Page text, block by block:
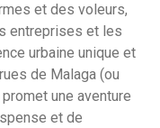
et des voleurs,
entreprises et les
urbaine unique et
de Malaga (ou
une aventure
et de